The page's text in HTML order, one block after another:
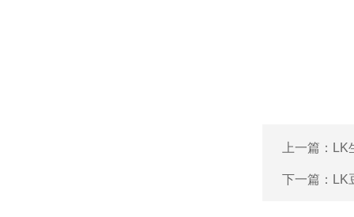
上一篇： LK
下一篇： LK